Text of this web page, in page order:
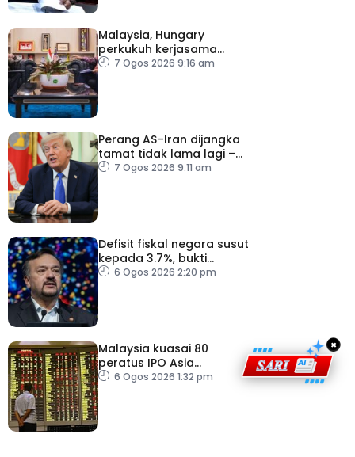
Malaysia, Hungary
perkukuh kerjasama
sektor pertanian
7 Ogos 2026 9:16 am
Perang AS–Iran dijangka
tamat tidak lama lagi –
Trump
7 Ogos 2026 9:11 am
Defisit fiskal negara susut
kepada 3.7%, bukti
keyakinan pelabur masih
6 Ogos 2026 2:20 pm
Malaysia kuasai 80
peratus IPO Asia
Tenggara, kumpul AS$1.4
6 Ogos 2026 1:32 pm
×